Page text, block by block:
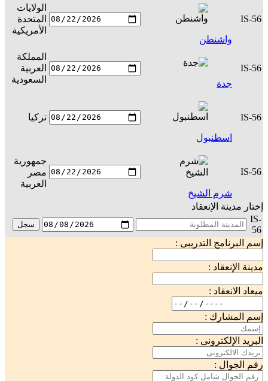
IS-56
واشنطن
الولايات
المتحدة
الأمريكية
IS-56
جدة
المملكة
العربية
السعودية
IS-56
اسطنبول
تركيا
IS-56
شرم الشيخ
جمهورية
مصر
العربية
إختار مدينة الإنعقاد
IS-
56
سجل
إسم البرنامج التدريبى :
مدينة الإنعقاد :
ميعاد الانعقاد :
إسم المشارك :
البريد الإلكترونى :
رقم الجوال :